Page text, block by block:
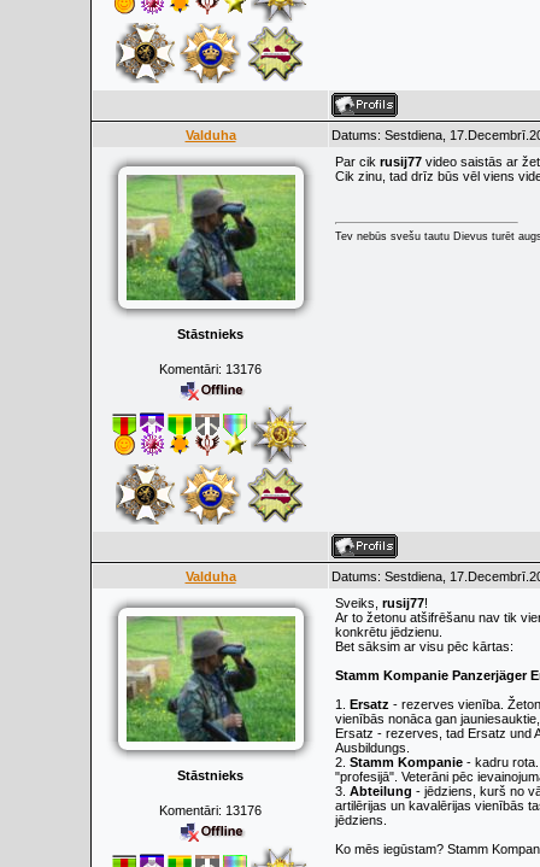
Valduha Datums: Sestdiena,
Stāstnieks
Komentāri: 13176
Par cik rusij77 video saistās ar
Cik zinu, tad drīz būs vēl viens
Tev nebūs svešu tautu Dievus turēt
Valduha Datums: Sestdiena,
Stāstnieks
Komentāri: 13176
Sveiks, rusij77!
Ar to žetonu atšifrēšanu nav tik
konkrētu jēdzienu.
Bet sāksim ar visu pēc kārtas:
Stamm Kompanie Panzerjäger
1. Ersatz - rezerves vienība.
vienībās nonāca gan
Ersatz - rezerves, tad Ersatz und
Ausbildungs.
2. Stamm Kompanie - kadru
"profesijā". Veterāni pēc
3. Abteilung - jēdziens, kurš no
artilērijas un kavalērijas vienībās
jēdziens.
Ko mēs iegūstam? Stamm